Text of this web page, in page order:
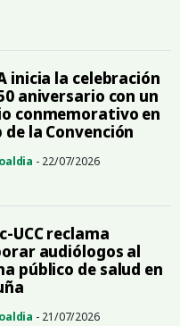
inicia la celebración
aniversario con un
conmemorativo en
de la Convención
- 22/07/2026
UCC reclama
audiólogos al
público de salud en
- 21/07/2026